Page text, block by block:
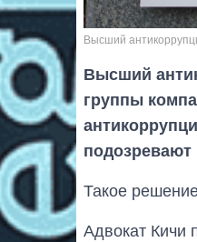
Высший
Высший
группы
подозревают
Такое
Адвокат Кичи